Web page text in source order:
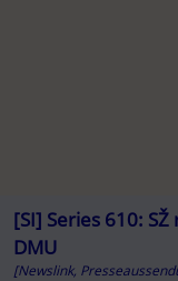
[SI] Series 610:
DMU
[Newslink,